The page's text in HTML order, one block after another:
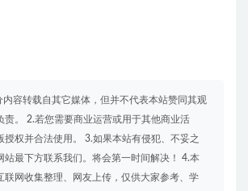
内容转载自其它媒体，但并不代表本站赞同其观
责。 2.若您需要商业运营或用于其他商业活
授权并合法使用。 3.如果本站有侵犯、不妥之
站最下方联系我们。将会第一时间解决！ 4.本
联网收集整理、网友上传，仅供大家参考、学